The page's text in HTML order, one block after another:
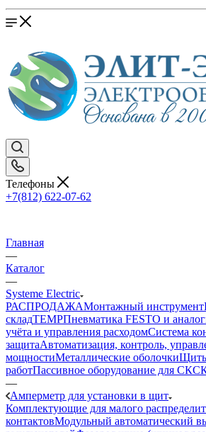
Телефоны
+7(812) 622-07-62
Главная
—
Каталог
—
Systeme Electric
РАСПРОДАЖАМонтажный инструмент
складTEMPПневматика FESTO и
учёта и управления расходомСистема
защитаАвтоматизация, контроль,
мощностиМеталлические оболочки
работПассивное оборудование для СКС
—
Амперметр для установки в щит
Комплектующие для малого
контактовМодульный автоматический